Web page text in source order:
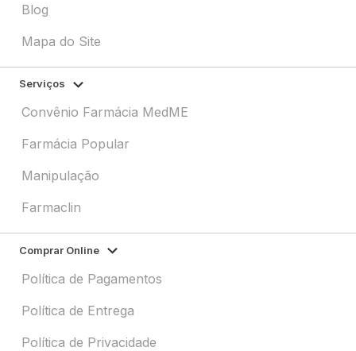
Blog
Mapa do Site
Serviços
Convênio Farmácia MedME
Farmácia Popular
Manipulação
Farmaclin
Comprar Online
Política de Pagamentos
Política de Entrega
Política de Privacidade